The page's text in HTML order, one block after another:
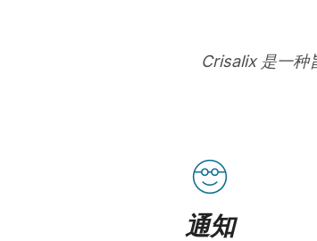
Crisalix 是一种
通知